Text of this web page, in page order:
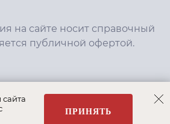
на сайте носит справочный
публичной офертой.
ПРИНЯТЬ